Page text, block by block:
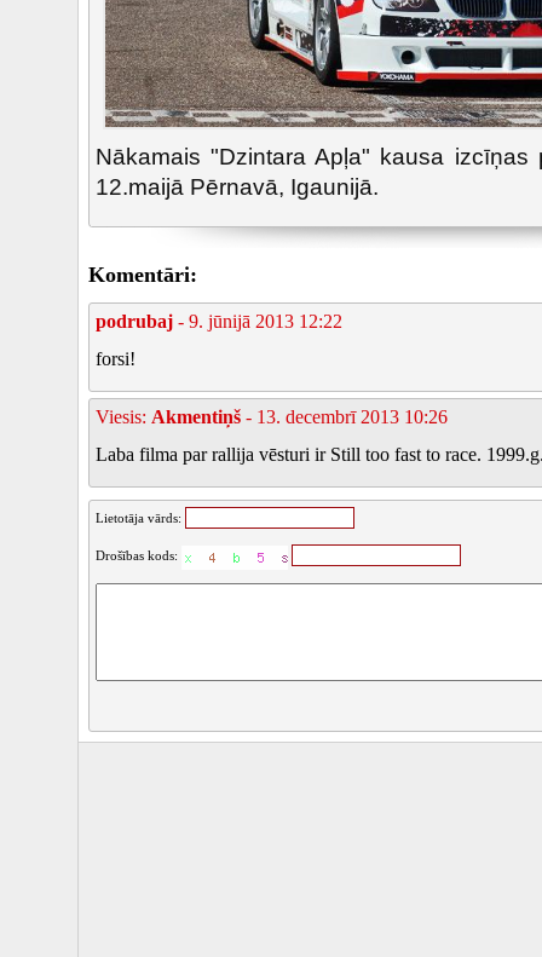
Nākamais "Dzintara Apļa" kausa
12.maijā Pērnavā, Igaunijā.
Komentāri:
podrubaj - 9. jūnijā 2013 12:22
forsi!
Viesis: Akmentiņš - 13. decembrī 2013 10:26
Laba filma par rallija vēsturi ir Still too fast to race.
Lietotāja vārds:
Drošības kods: